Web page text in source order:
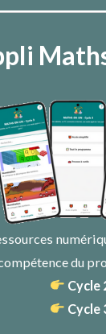
du
Cycle
Cycle